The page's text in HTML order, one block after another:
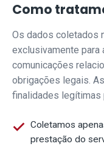
Como
Os dados coletados
exclusivamente para
comunicações
obrigações legais.
finalidades legítimas
Coletamos
prestação do